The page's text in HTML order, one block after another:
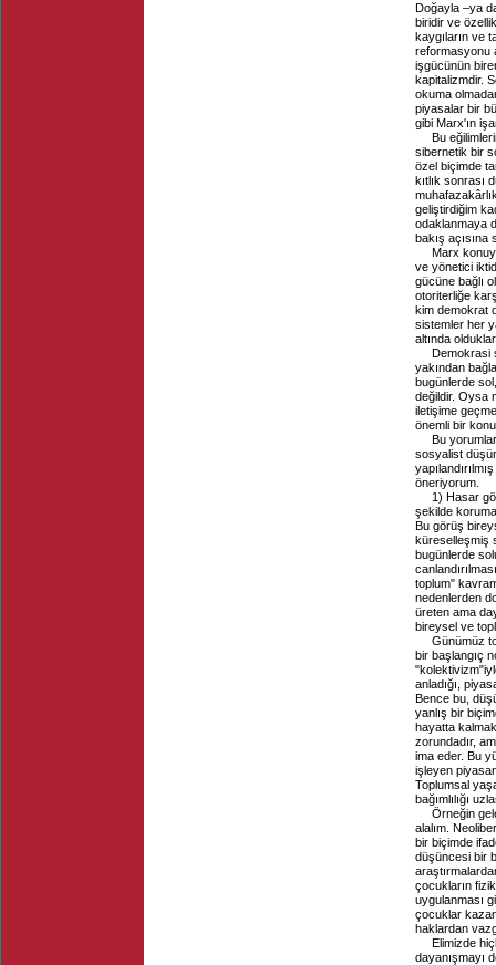
Doğayla –ya
biridir ve
kaygıların ve
reformasyonu
işgücünün
kapitalizmdir.
okuma
piyasalar bir
gibi Marx'ın
Bu
sibernetik bir
özel biçimde
kıtlık sonrası
geliştirdiğim
odaklanmaya
bakış açısına
Marx
ve yönetici
gücüne bağlı
otoriterliğe
kim demokrat
sistemler her
altında
Demokrasi
yakından
bugünlerde
değildir. Oysa
iletişime
önemli bir
Bu
sosyalist
öneriyorum.
1) Hasar
şekilde
Bu görüş
küreselleşmiş
bugünlerde
toplum"
nedenlerden
üreten ama
bireysel ve
Günümüz
bir başlangıç
anladığı,
Bence bu,
yanlış bir
hayatta
zorundadır,
ima eder. Bu
işleyen
Toplumsal
bağımlılığı
Örneğin
alalım.
bir biçimde
düşüncesi bir
çocukların
uygulanması
çocuklar
haklardan
Elimizde
dayanışmayı